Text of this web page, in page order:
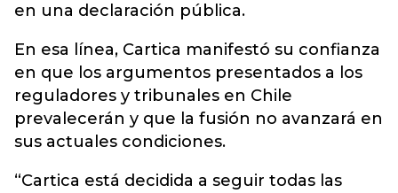
en una declaración pública.
En esa línea, Cartica manifestó su confianza
en que los argumentos presentados a los
reguladores y tribunales en Chile
prevalecerán y que la fusión no avanzará en
sus actuales condiciones.
“Cartica está decidida a seguir todas las